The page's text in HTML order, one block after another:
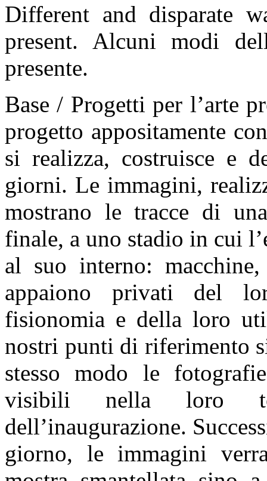
Different and disparate
present. Alcuni modi
presente.
Base / Progetti per l’arte
progetto appositamente
si realizza, costruisce e
giorni. Le immagini,
mostrano le tracce di
finale, a uno stadio in cui
al suo interno:
appaiono privati del
fisionomia e della loro
nostri punti di riferimento
stesso modo le
visibili nella loro
dell’inaugurazione.
giorno, le immagini